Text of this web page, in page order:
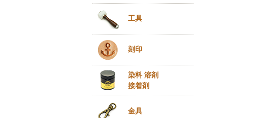
工具
刻印
染料 溶剤
接着剤
金具